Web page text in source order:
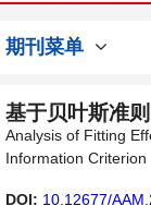
期刊菜单
基于贝叶斯准
Analysis of Fitting
Information Criterion
DOI: 10.12677/